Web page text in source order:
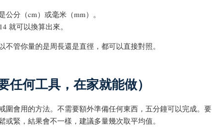
分（cm）或毫米（mm）。
就可以換算出來。
管你量的是周長還是直徑，都可以直接對照。
任何工具，在家就能做）
圍會用的方法。不需要額外準備任何東西，五分鐘可以完成。要
緊，結果會不一樣，建議多量幾次取平均值。